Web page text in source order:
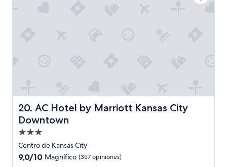
o
p
g
a
r
20. AC Hotel by Marriott Kansas City
Downtown
AC Hotel by Marriott Kansas City Downtown
Propiedad
de
3.0
Centro de Kansas City
9.0
9,0/10 Magnífico (357 opiniones)